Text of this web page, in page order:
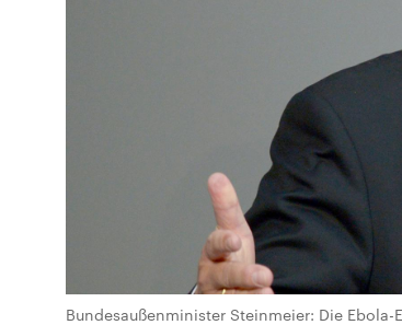
Bundesaußenminister Steinmeier: Die